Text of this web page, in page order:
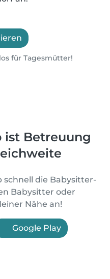
für Tagesmütter!
ist Betreuung
schnell die Babysitter-
Babysitter oder
Nähe an!
Google Play